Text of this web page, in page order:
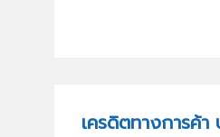
เครดิตทางการค้